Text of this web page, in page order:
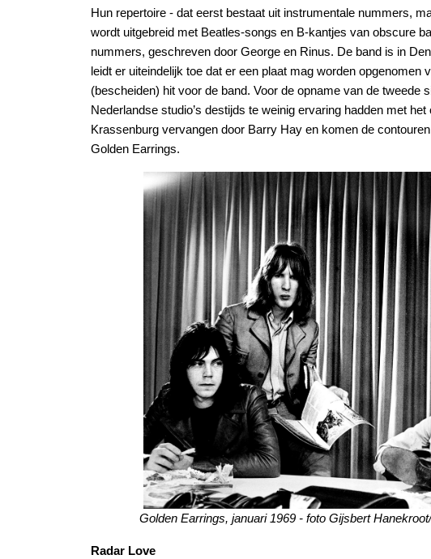
Hun repertoire - dat eerst bestaat uit instrumentale nummers,
wordt uitgebreid met Beatles-songs en B-kantjes van obscure
nummers, geschreven door George en Rinus. De band is in
leidt er uiteindelijk toe dat er een plaat mag worden opgenomen
(bescheiden) hit voor de band. Voor de opname van de tweede
Nederlandse studio’s destijds te weinig ervaring hadden met
Krassenburg vervangen door Barry Hay en komen de
Golden Earrings.
Golden Earrings, januari 1969 - foto Gijsbert
Radar Love